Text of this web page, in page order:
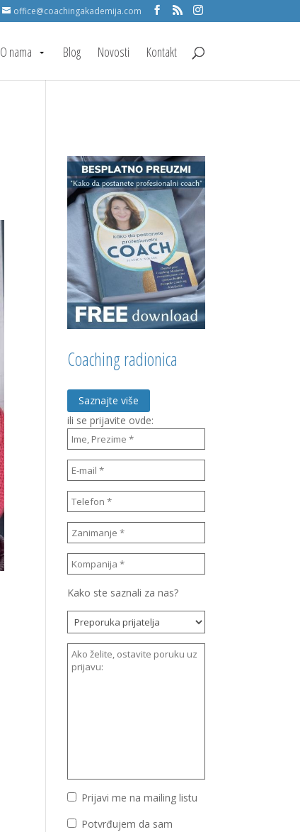
office@coachingakademija.com
O nama Blog Novosti Kontakt
Coaching radionica
Saznajte više
ili se prijavite ovde:
Kako ste saznali za nas?
Prijavi me na mailing listu
Potvrđujem da sam